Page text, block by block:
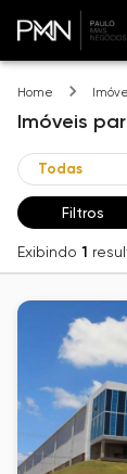
Home
Imóveis
Filtros
Exibindo 1